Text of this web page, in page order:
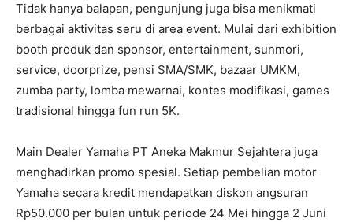
Tidak hanya balapan, pengunjung juga bisa menikmati
berbagai aktivitas seru di area event. Mulai dari exhibition
booth produk dan sponsor, entertainment, sunmori,
service, doorprize, pensi SMA/SMK, bazaar UMKM,
zumba party, lomba mewarnai, kontes modifikasi, games
tradisional hingga fun run 5K.
Main Dealer Yamaha PT Aneka Makmur Sejahtera juga
menghadirkan promo spesial. Setiap pembelian motor
Yamaha secara kredit mendapatkan diskon angsuran
Rp50.000 per bulan untuk periode 24 Mei hingga 2 Juni